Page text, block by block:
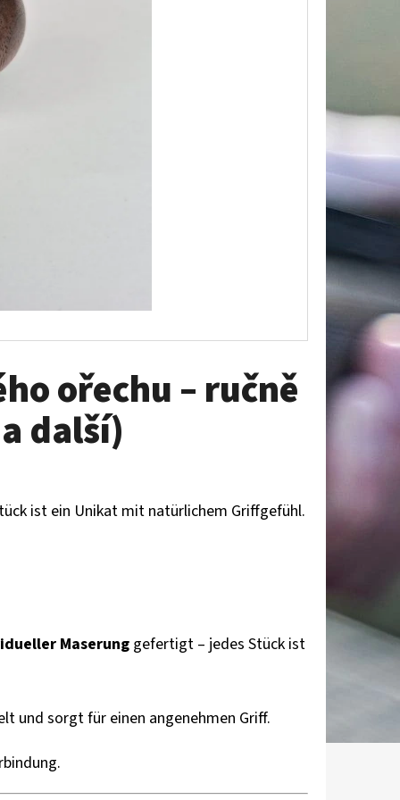
ořechu – ručně
další)
ist ein Unikat mit natürlichem Griffgefühl.
Maserung gefertigt – jedes Stück ist
und sorgt für einen angenehmen Griff.
REH –
BERGSILHOUETTE